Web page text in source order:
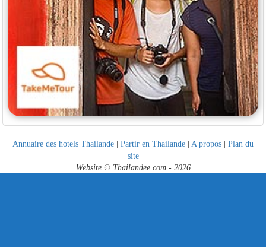
Annuaire des hotels Thailande | Partir en Thailande | A propos | Plan du
site
Website © Thailandee.com - 2026